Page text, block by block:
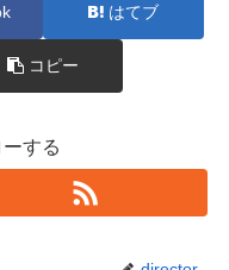
はてブ
コピー
する